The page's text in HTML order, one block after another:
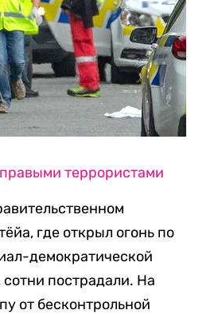
террористами
где открыл огонь по
демократической
пострадали. На
от бесконтрольной